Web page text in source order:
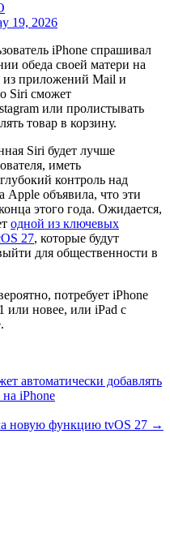
19, 2026
iPhone спрашивал
обеда своей матери на
приложений Mail и
Siri сможет
или пролистывать
товар в корзину.
Siri будет лучше
иметь
контроль над
объявила, что эти
этого года. Ожидается,
одной из ключевых
27, которые будут
для общественности в
потребует iPhone
или новее, или iPad с
автоматически добавлять
iPhone
новую функцию tvOS 27 →